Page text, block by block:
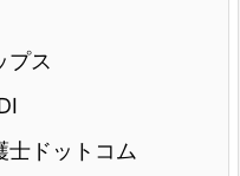
プス
士ドットコム